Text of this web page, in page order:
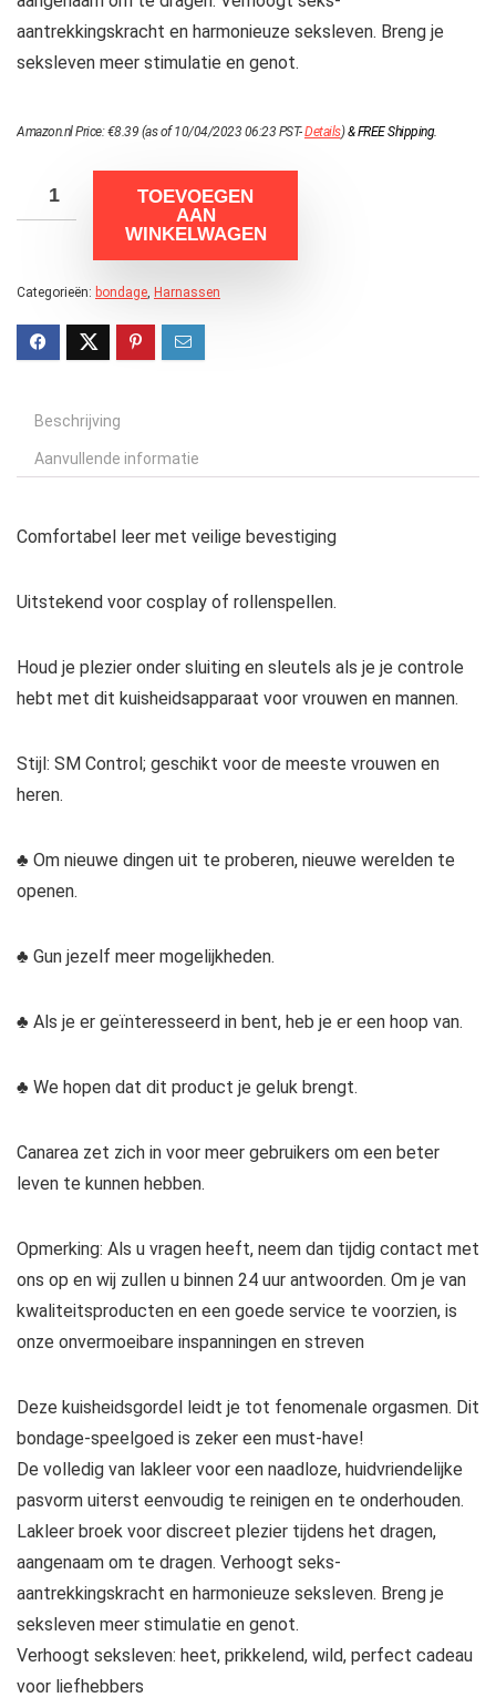
aantrekkingskracht en harmonieuze seksleven. Breng je
seksleven meer stimulatie en genot.
Amazon.nl Price:€8.39 (as of 10/04/2023 06:23 PST-Details)&FREE Shipping.
TOEVOEGEN
AAN
WINKELWAGEN
Categorieën: bondage, Harnassen
Beschrijving
Aanvullende informatie
Comfortabel leer met veilige bevestiging
Uitstekend voor cosplay of rollenspellen.
Houd je plezier onder sluiting en sleutels als je je controle
hebt met dit kuisheidsapparaat voor vrouwen en mannen.
Stijl: SM Control; geschikt voor de meeste vrouwen en
heren.
♣ Om nieuwe dingen uit te proberen, nieuwe werelden te
openen.
♣ Gun jezelf meer mogelijkheden.
♣ Als je er geïnteresseerd in bent, heb je er een hoop van.
♣ We hopen dat dit product je geluk brengt.
Canarea zet zich in voor meer gebruikers om een beter
leven te kunnen hebben.
Opmerking: Als u vragen heeft, neem dan tijdig contact met
ons op en wij zullen u binnen 24 uur antwoorden. Om je van
kwaliteitsproducten en een goede service te voorzien, is
onze onvermoeibare inspanningen en streven
Deze kuisheidsgordel leidt je tot fenomenale orgasmen. Dit
bondage-speelgoed is zeker een must-have!
De volledig van lakleer voor een naadloze, huidvriendelijke
pasvorm uiterst eenvoudig te reinigen en te onderhouden.
Lakleer broek voor discreet plezier tijdens het dragen,
aangenaam om te dragen. Verhoogt seks-
aantrekkingskracht en harmonieuze seksleven. Breng je
seksleven meer stimulatie en genot.
Verhoogt seksleven: heet, prikkelend, wild, perfect cadeau
voor liefhebbers